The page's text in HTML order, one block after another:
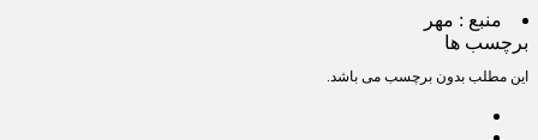
منبع : مهر
برچسب ها
این مطلب بدون برچسب می باشد.